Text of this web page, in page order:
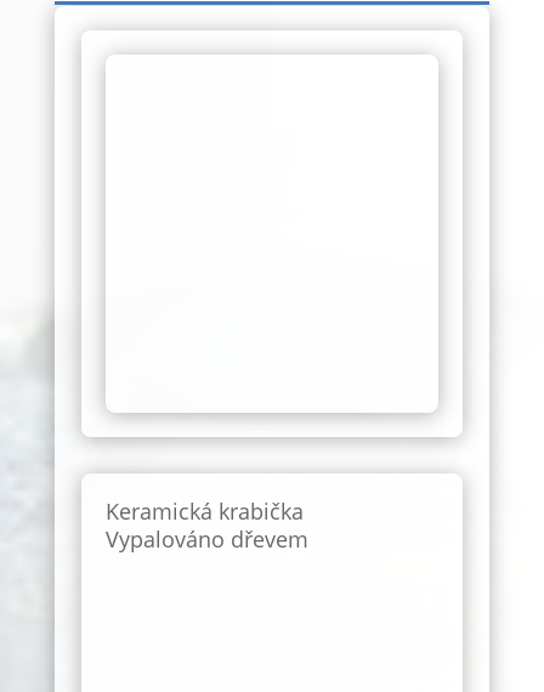
Keramická krabička
Vypalováno dřevem